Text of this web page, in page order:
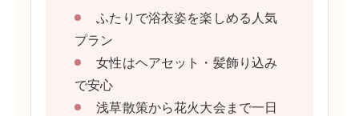
ふたりで浴衣姿を楽しめる人気
プラン
女性はヘアセット・髪飾り込み
で安心
浅草散策から花火大会まで一日